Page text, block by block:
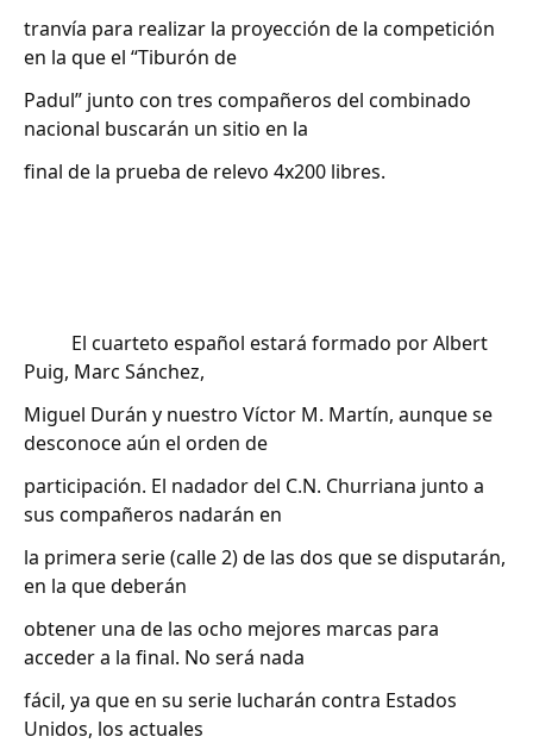
tranvía para realizar la proyección de la competición
en la que el “Tiburón de
Padul” junto con tres compañeros del combinado
nacional buscarán un sitio en la
final de la prueba de relevo 4x200 libres.
El cuarteto español estará formado por Albert
Puig, Marc Sánchez,
Miguel Durán y nuestro Víctor M. Martín, aunque se
desconoce aún el orden de
participación. El nadador del C.N. Churriana junto a
sus compañeros nadarán en
la primera serie (calle 2) de las dos que se disputarán,
en la que deberán
obtener una de las ocho mejores marcas para
acceder a la final. No será nada
fácil, ya que en su serie lucharán contra Estados
Unidos, los actuales